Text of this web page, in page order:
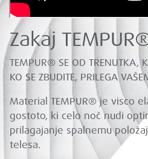
Zakaj
TEMPUR® SE OD TRENUTKA,
KO SE ZBUDITE, PRILEGA
Material TEMPUR® je visco
gostoto, ki celo noč nudi
prilagajanje spalnemu
telesa.